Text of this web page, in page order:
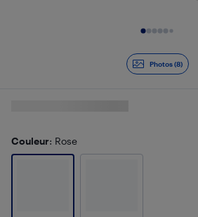
Photos (8)
Couleur: Rose